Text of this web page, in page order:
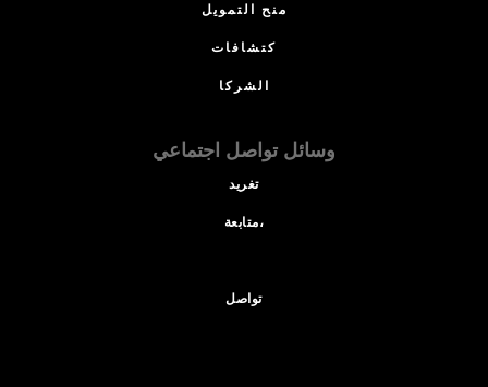
منح التمويل
كتشافات
الشركا
وسائل تواصل اجتماعي
تغريد
متابعة،
تواصل